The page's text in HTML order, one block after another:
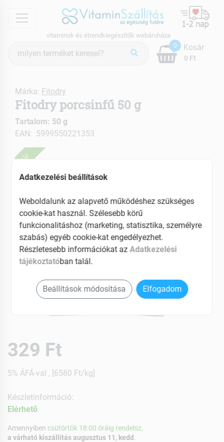
menu
vitaminok és étrendkiegészítők webáruháza
keresés
0
0 Ft
Kosár
ÚJ
Márka: Fitodry
Fitodry porcsinfű 50 g
Tartalom: 50 g
EAN: 5999550221353
329 Ft
5% ÁFÁ-val , [6580 Ft/kg]
Készletinformáció:
Elérhetõ
Amennyiben csütörtök 18:00 óráig rendelsz,
a várható kiszállítás augusztus 11, kedd
Adatkezelési beállítások
Weboldalunk az alapvető működéshez szükséges
cookie-kat használ. Szélesebb körű
funkcionalitáshoz (marketing, statisztika, személyre
szabás) egyéb cookie-kat engedélyezhet.
Részletesebb információkat azAdatkezelési
tájékoztatóban talál.
Beállítások módosítása Elfogadom